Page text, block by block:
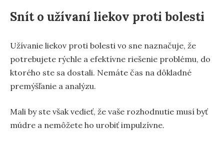
Snít o užívaní liekov proti bolesti
Užívanie liekov proti bolesti vo sne naznačuje, že
potrebujete rýchle a efektívne riešenie problému, do
ktorého ste sa dostali. Nemáte čas na dôkladné
premýšľanie a analýzu.
Mali by ste však vedieť, že vaše rozhodnutie musí byť
múdre a nemôžete ho urobiť impulzívne.